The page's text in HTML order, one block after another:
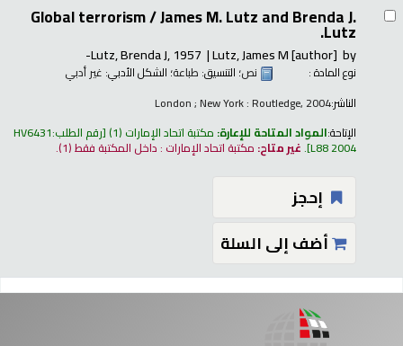
Global terrorism /James M. Lutz and Brenda J.
Lutz.
by
Lutz, James M[author]
Lutz, Brenda J, 1957-
نوع المادة : نص؛ التنسيق: طباعة؛ الشكل الأدبي: غير أدبي
الناشر:London ; New York : Routledge, 2004
الإتاحة:المواد المتاحة للإعارة: مكتبة اتحاد الإمارات (1) رقم الطلب:HV6431
L88 2004
.غير متاح: مكتبة اتحاد الإمارات : داخل المكتبة فقط(1).
إحجز
أضف إلى السلة